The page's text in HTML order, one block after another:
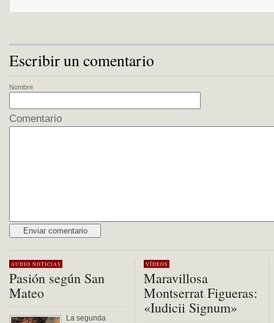
Escribir un comentario
Nombre
Comentario
AUDIO NOTICIAS
Pasión según San
Mateo
La segunda
VÍDEOS
Maravillosa
Montserrat Figueras:
«Iudicii Signum»